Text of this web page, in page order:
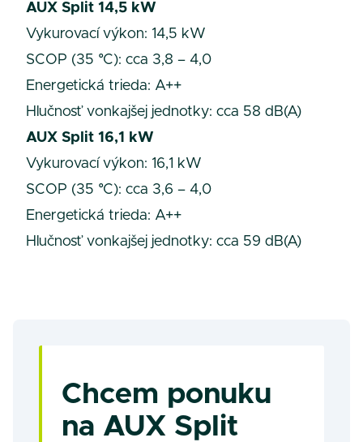
AUX Split 14,5 kW
Vykurovací výkon: 14,5 kW
SCOP (35 °C): cca 3,8 – 4,0
Energetická trieda: A++
Hlučnosť vonkajšej jednotky: cca 58 dB(A)
AUX Split 16,1 kW
Vykurovací výkon: 16,1 kW
SCOP (35 °C): cca 3,6 – 4,0
Energetická trieda: A++
Hlučnosť vonkajšej jednotky: cca 59 dB(A)
Chcem ponuku
na AUX Split